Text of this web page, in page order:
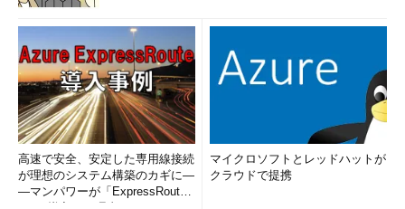
高速で安全、安定した専用線接続
が理想のシステム構築のカギに―
―マンパワーが「ExpressRout
マイクロソフトとレッドハットが
クラウドで提携